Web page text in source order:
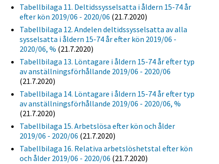
Tabellbilaga 11. Deltidssysselsatta i åldern 15-74 år
efter kön 2019/06 - 2020/06 (21.7.2020)
Tabellbilaga 12. Andelen deltidssysselsatta av alla
sysselsatta i åldern 15-74 år efter kön 2019/06 -
2020/06, % (21.7.2020)
Tabellbilaga 13. Löntagare i åldern 15-74 år efter typ
av anställningsförhållande 2019/06 - 2020/06
(21.7.2020)
Tabellbilaga 14. Löntagare i åldern 15-74 år efter typ
av anställningsförhållande 2019/06 - 2020/06, %
(21.7.2020)
Tabellbilaga 15. Arbetslösa efter kön och ålder
2019/06 - 2020/06 (21.7.2020)
Tabellbilaga 16. Relativa arbetslöshetstal efter kön
och ålder 2019/06 - 2020/06 (21.7.2020)